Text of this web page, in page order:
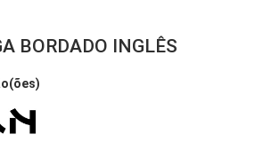
BORDADO INGLÊS